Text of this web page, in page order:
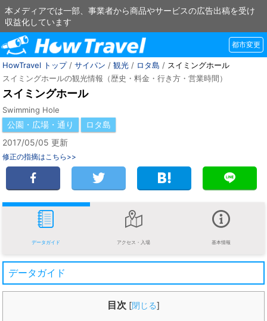
本メディアでは一部、事業者から商品やサービスの広告出稿を受け
収益化しています
都市変更
HowTravel トップ/ サイパン / 観光 / ロタ島 / スイミングホール
スイミングホールの観光情報（歴史・料金・行き方・営業時間）
スイミングホール
Swimming Hole
公園・広場・通り
ロタ島
2017/05/05 更新
修正の指摘はこちら>>
データガイド アクセス・入場 基本情報
データガイド
目次 [閉じる]